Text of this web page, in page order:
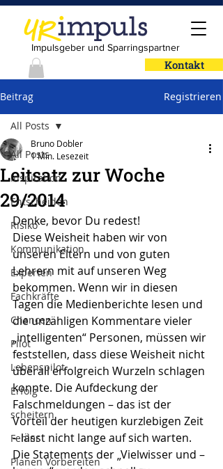
Impulsgeber und Sparringspartner
Kontakt
Beitrag Registrieren
All Posts
Inspiration
Entscheiden
Risiko
Kommunikation
Experten
Fachkräfte
Chancen
Pilot
Lebenspilot
Erfolg
scheitern
Fehler
Planen Vorbereiten
All Posts
Leitsatz zur Woche
29/2014
Bruno Dobler
1 Min. Lesezeit
Denke, bevor Du redest!
Diese Weisheit haben wir von
unseren Eltern und von guten
Lehrern mit auf unseren Weg
bekommen. Wenn wir in diesen
Tagen die Medienberichte lesen und
die unzähligen Kommentare vieler
„intelligenten“ Personen, müssen wir
feststellen, dass diese Weisheit nicht
überall erfolgreich Wurzeln schlagen
konnte. Die Aufdeckung der
Falschmeldungen – das ist der
Vorteil der heutigen kurzlebigen Zeit
– lässt nicht lange auf sich warten.
Die Statements der „Vielwisser und –